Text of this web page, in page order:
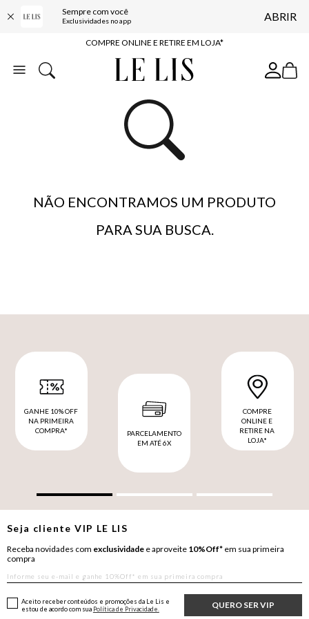
Sempre com você
Exclusividades no app ABRIR
10% OFF NA PRIMEIRA COMPRA*
COMPRE ONLINE E RETIRE EM LOJA*
ENTREGA EXPRESSA*
BAIXE O APP
10% OFF NA PRIMEIRA COMPRA*
NÃO ENCONTRAMOS UM PRODUTO
PARA SUA BUSCA.
GANHE 10% OFF
NA PRIMEIRA
COMPRA*
PARCELAMENTO
EM ATÉ 6X
COMPRE
ONLINE E
RETIRE NA
LOJA*
Seja clienteVIP LE LIS
Receba novidades com exclusividade e aproveite 10%Off* em sua primeira
compra
QUERO SER VIP
Aceito receber conteúdos e promoções da Le Lis e
estou de acordo com sua Política de Privacidade.